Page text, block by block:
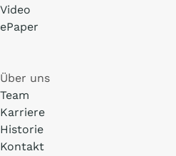
Video
ePaper
Über uns
Team
Karriere
Historie
Kontakt